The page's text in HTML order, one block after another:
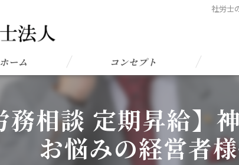
社労士
ホーム コンセプト
相談 定期昇給】
お悩みの経営者